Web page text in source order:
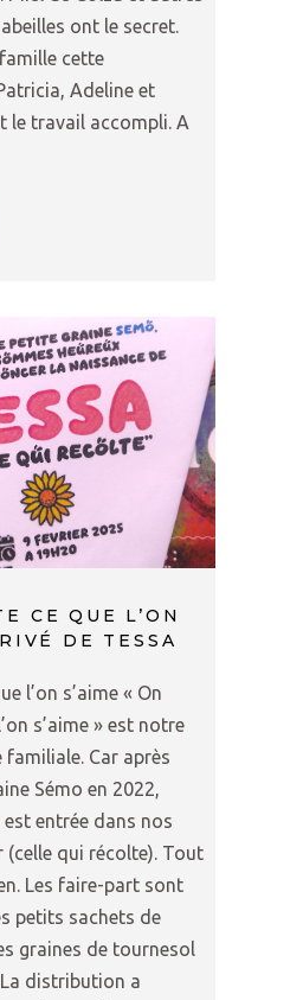
ont le secret.
cette
Adeline et
le travail accompli. A
CE QUE L’ON
DE TESSA
l’on s’aime « On
s’aime » est notre
familiale. Car après
Sémo en 2022,
entrée dans nos
(celle qui récolte). Tout
Les faire-part sont
petits sachets de
graines de tournesol
distribution a